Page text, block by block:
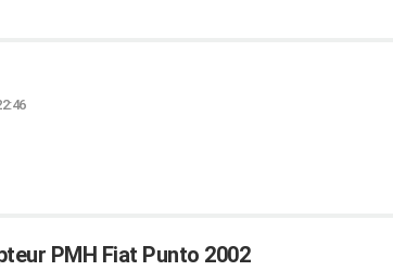
PMH Fiat Punto 2002